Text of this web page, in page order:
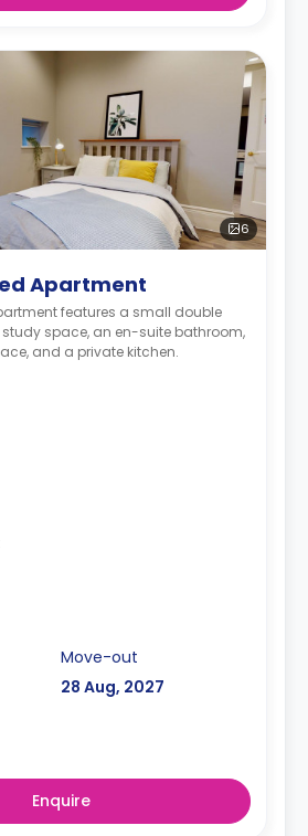
6
Apartment
features a small double
study space, an en-suite bathroom,
and a private kitchen.
Move-out
28 Aug, 2027
Enquire